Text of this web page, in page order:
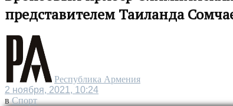
представителем Таиланда
Республика Армения
2 ноября, 2021, 10:24
в Спорт